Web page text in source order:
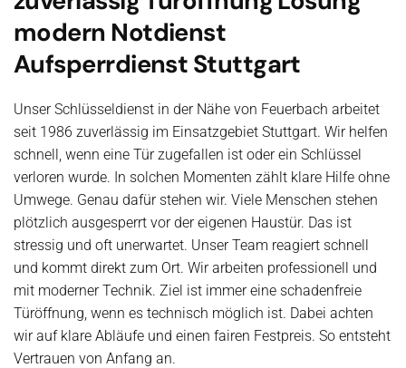
modern Notdienst
Aufsperrdienst Stuttgart
Unser Schlüsseldienst in der Nähe von Feuerbach arbeitet
seit 1986 zuverlässig im Einsatzgebiet Stuttgart. Wir helfen
schnell, wenn eine Tür zugefallen ist oder ein Schlüssel
verloren wurde. In solchen Momenten zählt klare Hilfe ohne
Umwege. Genau dafür stehen wir. Viele Menschen stehen
plötzlich ausgesperrt vor der eigenen Haustür. Das ist
stressig und oft unerwartet. Unser Team reagiert schnell
und kommt direkt zum Ort. Wir arbeiten professionell und
mit moderner Technik. Ziel ist immer eine schadenfreie
Türöffnung, wenn es technisch möglich ist. Dabei achten
wir auf klare Abläufe und einen fairen Festpreis. So entsteht
Vertrauen von Anfang an.